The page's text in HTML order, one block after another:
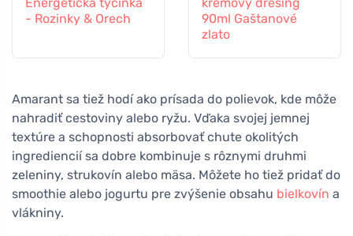
- Rozinky & Orech
90ml Gaštanové
zlato
Amarant sa tiež hodí ako prísada do polievok, kde môže
nahradiť cestoviny alebo ryžu. Vďaka svojej jemnej
textúre a schopnosti absorbovať chute okolitých
ingrediencií sa dobre kombinuje s rôznymi druhmi
zeleniny, strukovín alebo mäsa. Môžete ho tiež pridať do
smoothie alebo jogurtu pre zvýšenie obsahu bielkovín a
vlákniny.